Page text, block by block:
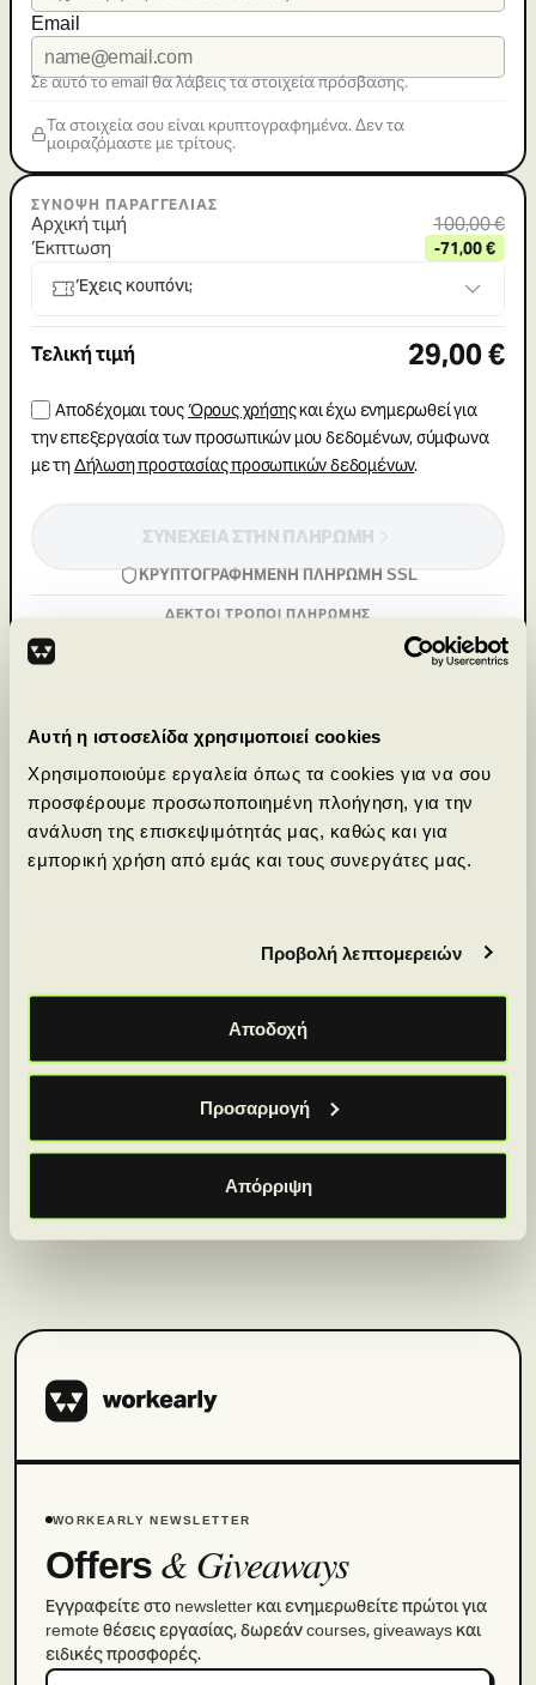
Αυτή η ιστοσελίδα χρησιμοποιεί cookies
Χρησιμοποιούμε εργαλεία όπως τα cookies για να σου
προσφέρουμε προσωποποιημένη πλοήγηση, για την
ανάλυση της επισκεψιμότητάς μας, καθώς και για
εμπορική χρήση από εμάς και τους συνεργάτες μας.
Προβολή λεπτομερειών
Αποδοχή
Προσαρμογή
Απόρριψη
Email
Σε αυτό το email θα λάβεις τα στοιχεία πρόσβασης.
Τα στοιχεία σου είναι κρυπτογραφημένα. Δεν τα
μοιραζόμαστε με τρίτους.
ΣΥΝΟΨΗ ΠΑΡΑΓΓΕΛΙΑΣ
Αρχική τιμή
100,00 €
Έκπτωση
-71,00 €
Έχεις κουπόνι;
Τελική τιμή 29,00 €
Αποδέχομαι τουςΌρους χρήσηςκαι έχω ενημερωθεί για
την επεξεργασία των προσωπικών μου δεδομένων, σύμφωνα
με τηΔήλωση προστασίας προσωπικών δεδομένων.
ΣΥΝΕΧΕΙΑ ΣΤΗΝ ΠΛΗΡΩΜΗ
ΚΡΥΠΤΟΓΡΑΦΗΜΕΝΗ ΠΛΗΡΩΜΗ SSL
ΔΕΚΤΟΙ ΤΡΟΠΟΙ ΠΛΗΡΩΜΗΣ
Χρειάζεσαι βοήθεια;
Δευτέρα–Παρασκευή, 11:00–19:00. Είμαστε εδώ
για σένα.
+30 210 220 9811
Email
Απόκτησε πιστοποιήσεις από κορυφαίους
διεθνείς φορείς.
WORKEARLY NEWSLETTER
Offers& Giveaways
Εγγραφείτε στο newsletter και ενημερωθείτε πρώτοι για
remote θέσεις εργασίας, δωρεάν courses, giveaways και
ειδικές προσφορές.